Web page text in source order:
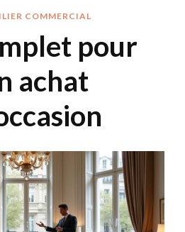
COMMERCIAL
pour
achat